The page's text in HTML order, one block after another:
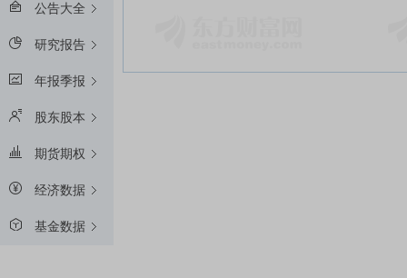
公告大全
研究报告
年报季报
股东股本
期货期权
经济数据
基金数据